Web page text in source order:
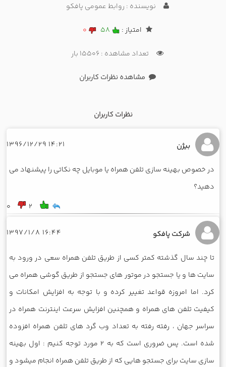
نویسنده : روابط عمومی پافکو
امتیاز : 58
0
تعداد مشاهده : 15506 بار
مشاهده نظرات کاربران
نظرات کاربران
بیژن 14:21 1396/12/29
در خصوص بهینه سازی تلفن همراه یا موبایل چه نکاتی را پیشنهاد می
دهید؟
2
0
شرکت پافکو 16:44 1397/1/8
تا چند سال گذشته کمتر کسی از طریق تلفن همراه سعی در ورود به
سایت ها و یا جستجو در موتور های جستجو از طریق گوشی همراه می
کرد. اما امروزه قواعد تغییر کرده و با توجه به افزایش امکانات و
کیفیت تلفن های همراه و همچنین افزایش سرعت اینترنت همراه در
سراسر جهان ، رفته رفته به تعداد وب گرد های تلفن همراه افزوده
شده است. پس ضروری است که به 2 مورد توجه کنیم : اول بهینه
سازی سایت برای جستجو هایی که از طریق تلفن همراه انجام میشود و